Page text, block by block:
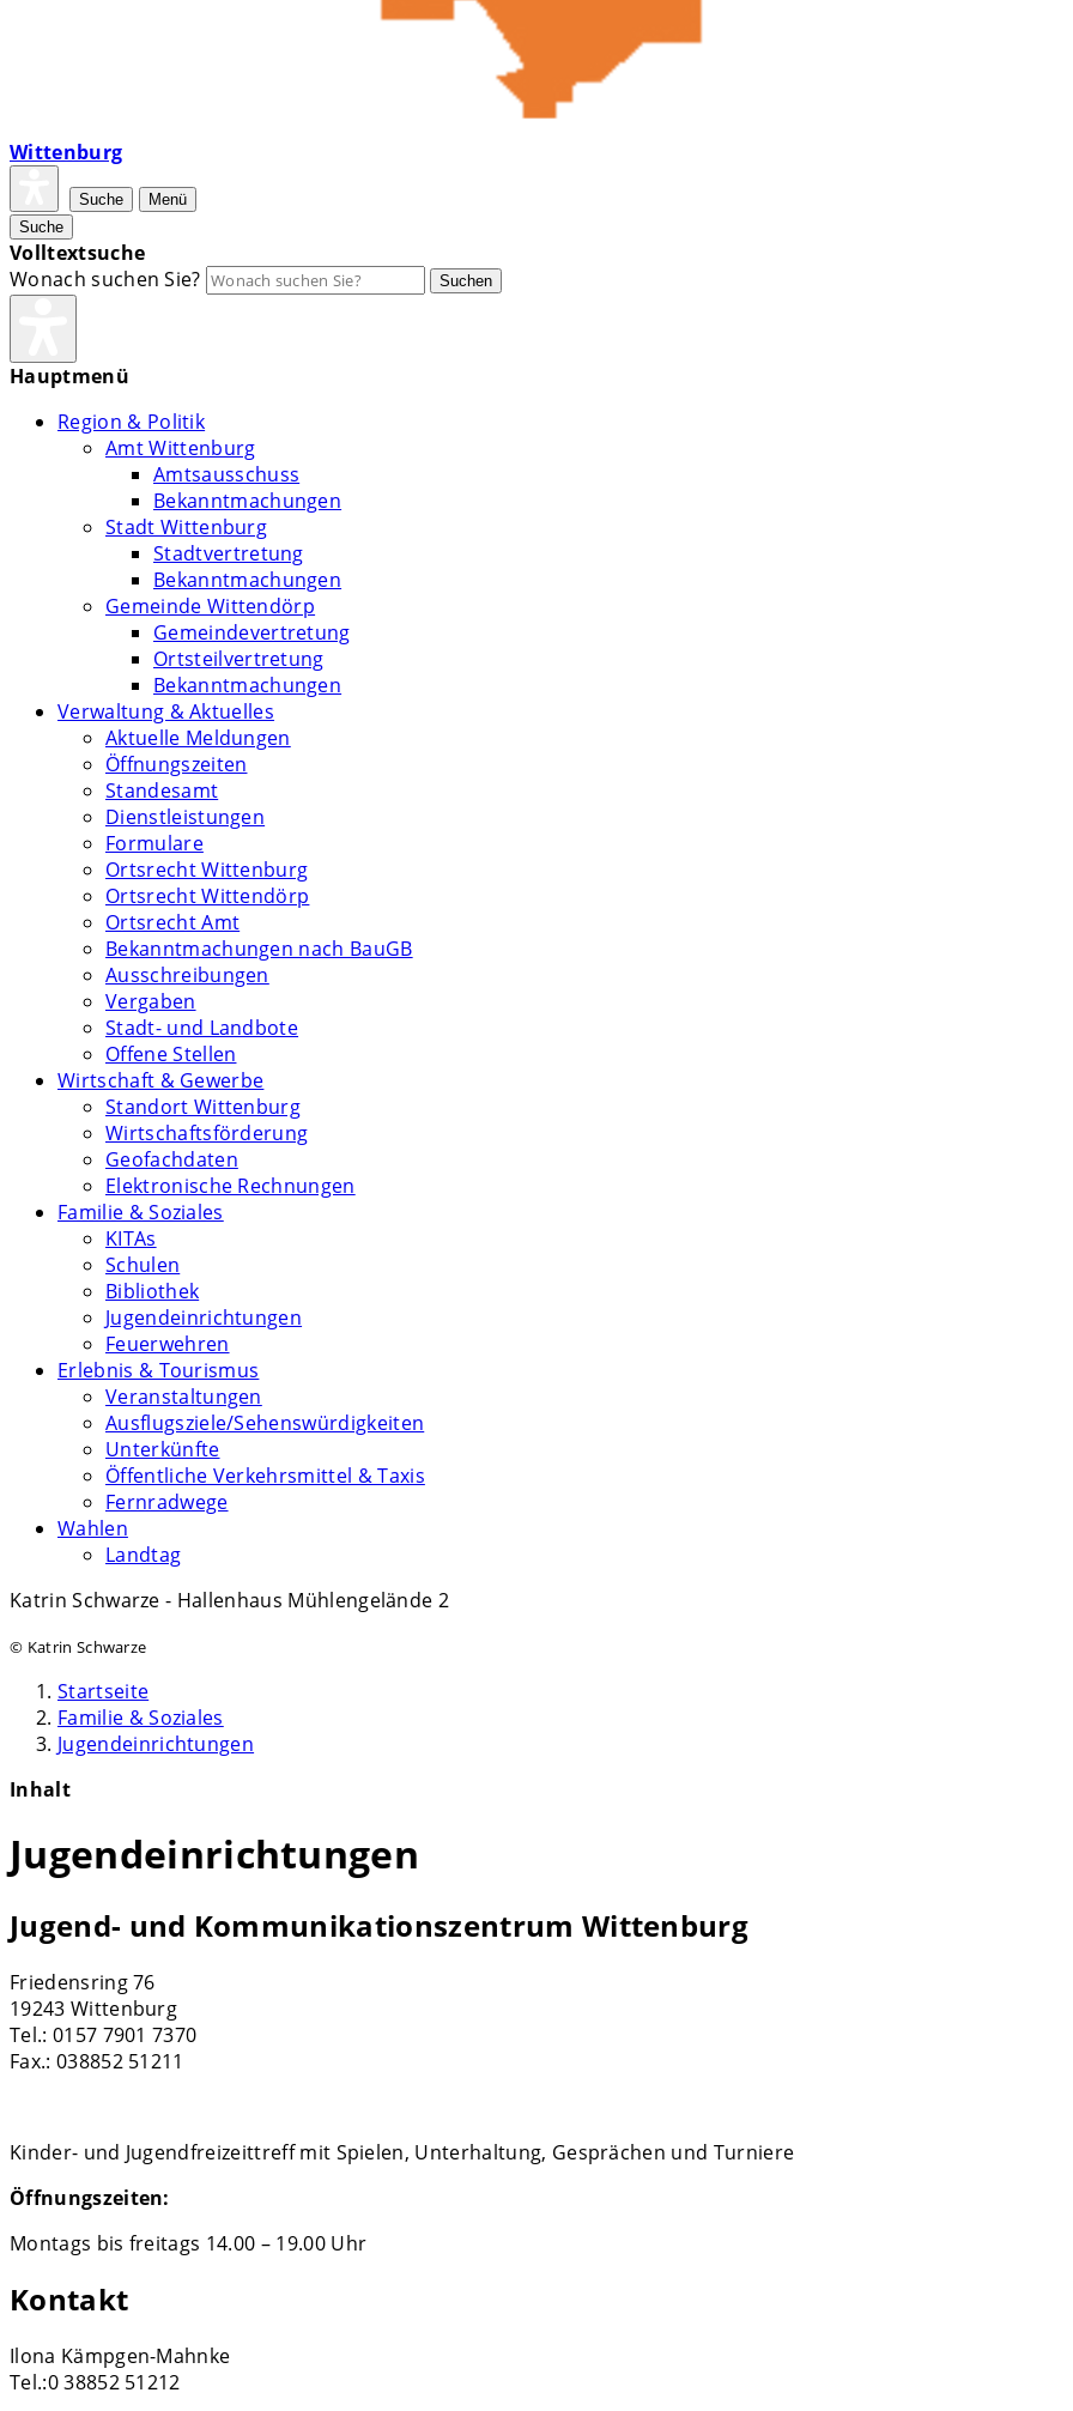
Wittenburg
Suche
Menü
Suche
Volltextsuche
Wonach suchen Sie?
Suchen
Hauptmenü
Region & Politik
Amt Wittenburg
Amtsausschuss
Bekanntmachungen
Stadt Wittenburg
Stadtvertretung
Bekanntmachungen
Gemeinde Wittendörp
Gemeindevertretung
Ortsteilvertretung
Bekanntmachungen
Verwaltung & Aktuelles
Aktuelle Meldungen
Öffnungszeiten
Standesamt
Dienstleistungen
Formulare
Ortsrecht Wittenburg
Ortsrecht Wittendörp
Ortsrecht Amt
Bekanntmachungen nach BauGB
Ausschreibungen
Vergaben
Stadt- und Landbote
Offene Stellen
Wirtschaft & Gewerbe
Standort Wittenburg
Wirtschaftsförderung
Geofachdaten
Elektronische Rechnungen
Familie & Soziales
KITAs
Schulen
Bibliothek
Jugendeinrichtungen
Feuerwehren
Erlebnis & Tourismus
Veranstaltungen
Ausflugsziele/Sehenswürdigkeiten
Unterkünfte
Öffentliche Verkehrsmittel & Taxis
Fernradwege
Wahlen
Landtag
Katrin Schwarze - Hallenhaus Mühlengelände 2
© Katrin Schwarze
Startseite
Familie & Soziales
Jugendeinrichtungen
Inhalt
Jugendeinrichtungen
Jugend- und Kommunikationszentrum Wittenburg
Friedensring 76
19243 Wittenburg
Tel.: 0157 7901 7370
Fax.: 038852 51211
Kinder- und Jugendfreizeittreff mit Spielen, Unterhaltung, Gesprächen und Turniere
Öffnungszeiten:
Montags bis freitags 14.00 – 19.00 Uhr
Kontakt
Ilona Kämpgen-Mahnke
Tel.:0 38852 51212